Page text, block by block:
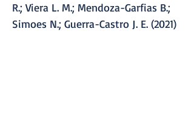
R.; Viera L. M.; Mendoza-Garfias B.;
Simoes N.; Guerra-Castro J. E. (2021)